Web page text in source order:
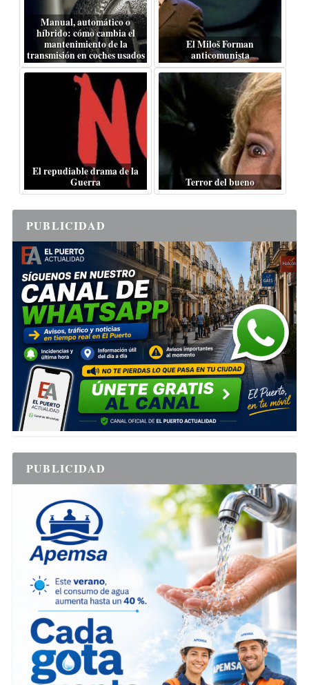
Manual, automático o
híbrido: cómo cambia el
mantenimiento de la
transmisión en coches usados
El Miloš Forman
anticomunista
El repudiable drama de la
Guerra
Terror del bueno
PUBLICIDAD
PUBLICIDAD